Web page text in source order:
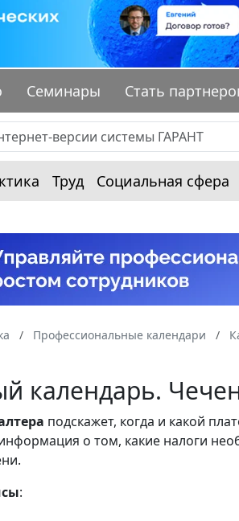
Семинары Стать
Труд Социальная сфера
Профессиональные календари
календарь.
подскажет, когда и какой
о том, какие налоги
: